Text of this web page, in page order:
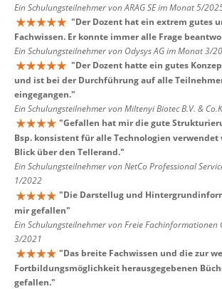
Ein Schulungsteilnehmer von ARAG SE im Monat 5/
"Der Dozent hat ein extrem gutes
Fachwissen. Er konnte immer alle Frage
Ein Schulungsteilnehmer von Odysys AG im Monat 3/
"Der Dozent hatte ein gutes
und ist bei der Durchführung auf alle
eingegangen."
Ein Schulungsteilnehmer von Miltenyi Biotec B.V. &
"Gefallen hat mir die gute
Bsp. konsistent für alle Technologien verwendet
Blick über den Tellerand."
Ein Schulungsteilnehmer von NetCo Professional
1/2022
"Die Darstellug und
mir gefallen"
Ein Schulungsteilnehmer von Freie Fachinformationen
3/2021
"Das breite Fachwissen und die zur
Fortbildungsmöglichkeit herausgegebenen
gefallen."